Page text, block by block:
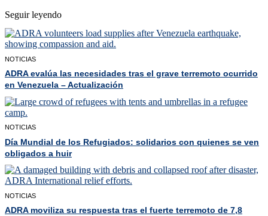
Seguir leyendo
NOTICIAS
ADRA evalúa las necesidades tras el grave terremoto ocurrido
en Venezuela – Actualización
NOTICIAS
Día Mundial de los Refugiados: solidarios con quienes se ven
obligados a huir
NOTICIAS
ADRA moviliza su respuesta tras el fuerte terremoto de 7,8